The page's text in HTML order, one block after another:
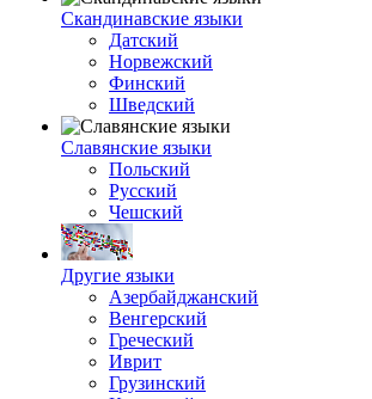
Скандинавские языки
Датский
Норвежский
Финский
Шведский
Славянские языки
Польский
Русский
Чешский
Другие языки
Азербайджанский
Венгерский
Греческий
Иврит
Грузинский